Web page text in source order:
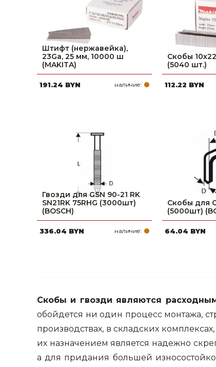
Автомобильные товары, инструменты
Резинотехнические, асбестовые изделия, каболка
Штифт (нержавейка),
23Ga, 25 мм, 10000 ш
(MAKITA)
191.24 BYN наличие:
Скобы
(5040 шт.)
112.22 BYN
Гвозди для GSN 90-21 RK
SN21RK 75RHG (3000шт)
(BOSCH)
336.04 BYN наличие:
Скобы для
(5000шт)
64.04 BYN
Скобы и гвозди являются
обойдется ни один процесс монтажа,
производствах, в складских
их назначением является надежно
а для придания большей